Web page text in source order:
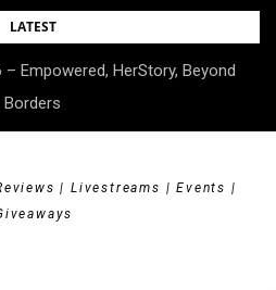
LATEST
Empowered, HerStory, Beyond
Borders
| Livestreams | Events |